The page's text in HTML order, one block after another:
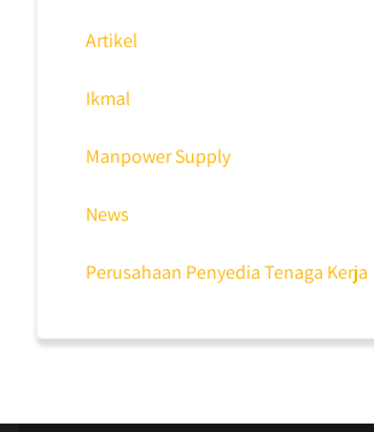
Artikel
Ikmal
Manpower Supply
News
Perusahaan Penyedia Tenaga Kerja